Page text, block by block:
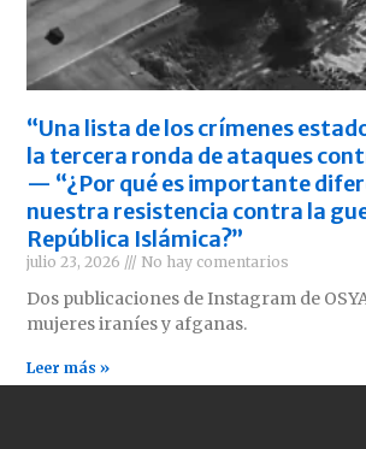
“Una lista de los crímenes
la tercera ronda de ataques
— “¿Por qué es importante
nuestra resistencia contra la
República Islámica?”
julio 23, 2026 No hay comentarios
Dos publicaciones de Instagram de
mujeres iraníes y afganas.
Leer más »